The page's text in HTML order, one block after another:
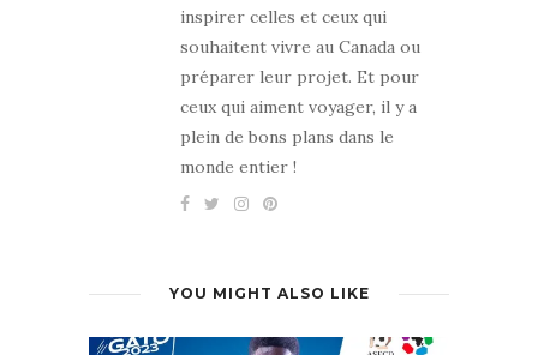
inspirer celles et ceux qui
souhaitent vivre au Canada ou
préparer leur projet. Et pour
ceux qui aiment voyager, il y a
plein de bons plans dans le
monde entier !
YOU MIGHT ALSO LIKE